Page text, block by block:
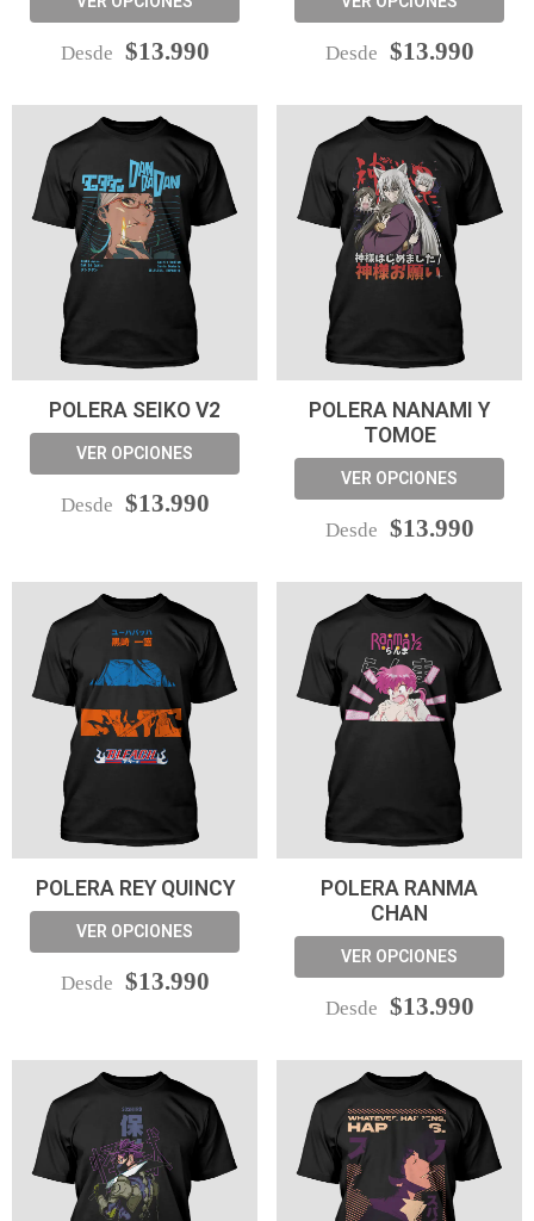
Desde $13.990 Desde $13.990
POLERA SEIKO V2
VER OPCIONES
Desde $13.990
POLERA NANAMI Y
TOMOE
VER OPCIONES
Desde $13.990
POLERA REY QUINCY
VER OPCIONES
Desde $13.990
POLERA RANMA
CHAN
VER OPCIONES
Desde $13.990